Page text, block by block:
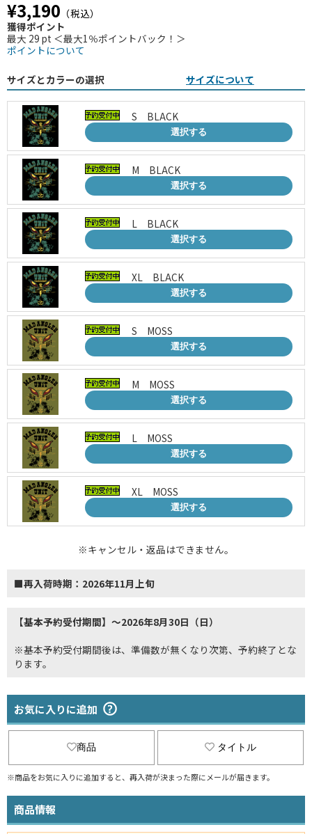
¥3,190 （税込）
獲得ポイント
最大 29 pt ＜最大1％ポイントバック！＞
ポイントについて
サイズとカラーの選択 サイズについて
S BLACK
選択する
M BLACK
選択する
L BLACK
選択する
XL BLACK
選択する
S MOSS
選択する
M MOSS
選択する
L MOSS
選択する
XL MOSS
選択する
※キャンセル・返品はできません。
■再入荷時期：2026年11月上旬
【基本予約受付期間】～2026年8月30日（日）
※基本予約受付期間後は、準備数が無くなり次第、予約終了とな
ります。
お気に入りに追加
商品 タイトル
※商品をお気に入りに追加すると、再入荷が決まった際にメールが届きます。
商品情報